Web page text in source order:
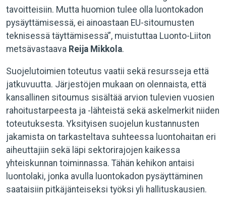
tavoitteisiin. Mutta huomion tulee olla luontokadon
pysäyttämisessä, ei ainoastaan EU-sitoumusten
teknisessä täyttämisessä”, muistuttaa Luonto-Liiton
metsävastaava Reija Mikkola.
Suojelutoimien toteutus vaatii sekä resursseja että
jatkuvuutta. Järjestöjen mukaan on olennaista, että
kansallinen sitoumus sisältää arvion tulevien vuosien
rahoitustarpeesta ja -lähteistä sekä askelmerkit niiden
toteutuksesta. Yksityisen suojelun kustannusten
jakamista on tarkasteltava suhteessa luontohaitan eri
aiheuttajiin sekä läpi sektorirajojen kaikessa
yhteiskunnan toiminnassa. Tähän kehikon antaisi
luontolaki, jonka avulla luontokadon pysäyttäminen
saataisiin pitkäjänteiseksi työksi yli hallituskausien.